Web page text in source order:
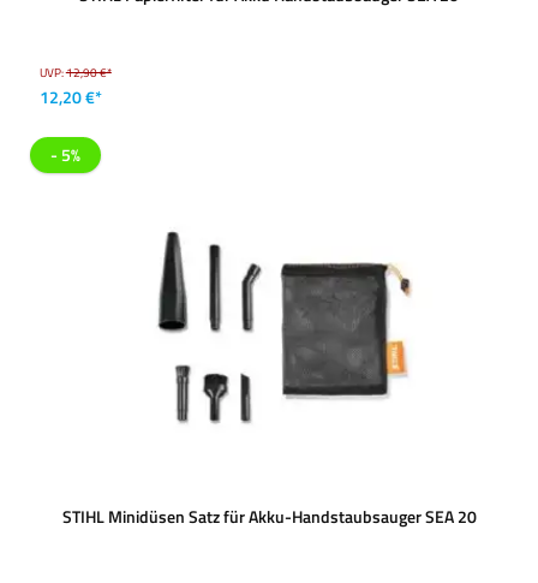
UVP:12,90 €*
12,20 €*
- 5%
STIHL Minidüsen Satz für Akku-Handstaubsauger SEA 20